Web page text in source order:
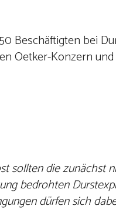
Beschäftigten bei
Oetker-Konzern
sollten die zunächst
bedrohten
dürfen sich